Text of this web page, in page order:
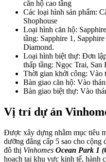
căn hộ cao tầng
Các loại hình sản phẩm:
Shophouse
Loại hình căn hộ:
tầng: Sapphire 1,
Diamond.
Loại hình biệt thự: Đơn
thấp tầng: Ngọc Trai,
Thời gian khởi công: Vào
Bàn giao căn hộ: Vào
Bàn giao biệt thự: Vào
Vị trí dự án
Được xây dựng nhằm mục tiêu
dưỡng đẳng cấp 5 sao cho cộng
đô thị Vinhomes Ocean Park 1
hoạch tại khu vực kinh tế, hành